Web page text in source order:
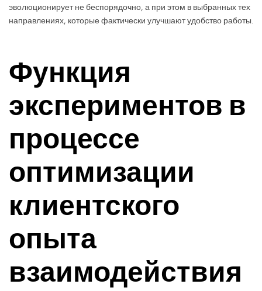
эволюционирует не беспорядочно, а при этом в выбранных тех
направлениях, которые фактически улучшают удобство работы.
Функция
экспериментов в
процессе
оптимизации
клиентского
опыта
взаимодействия